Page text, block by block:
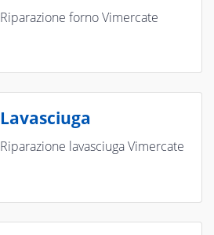
Riparazione forno Vimercate
Lavasciuga
Riparazione lavasciuga Vimercate